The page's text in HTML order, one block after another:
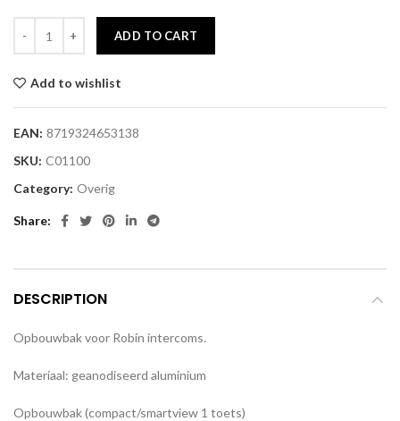
ADD TO CART
Add to wishlist
EAN: 8719324653138
SKU: C01100
Category: Overig
Share
DESCRIPTION
Opbouwbak voor Robin intercoms.
Materiaal: geanodiseerd aluminium
Opbouwbak (compact/smartview 1 toets)